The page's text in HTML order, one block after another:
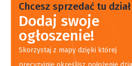
Chcesz sprzedać tu
Dodaj swoje
ogłoszenie!
Skorzystaj z mapy dzięki której